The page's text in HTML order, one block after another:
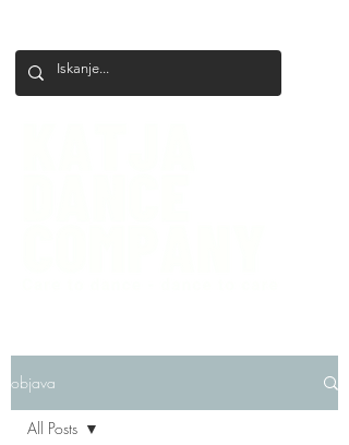
objava
All Posts